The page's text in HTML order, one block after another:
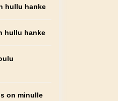
hullu hanke
hullu hanke
on minulle